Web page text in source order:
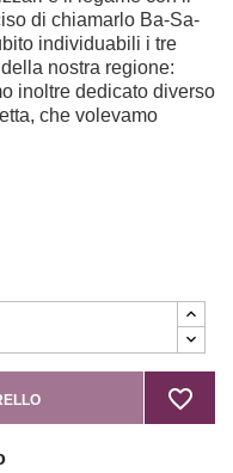
di chiamarlo Ba-Sa-
individuabili i tre
nostra regione:
inoltre dedicato diverso
che volevamo
favorite_border